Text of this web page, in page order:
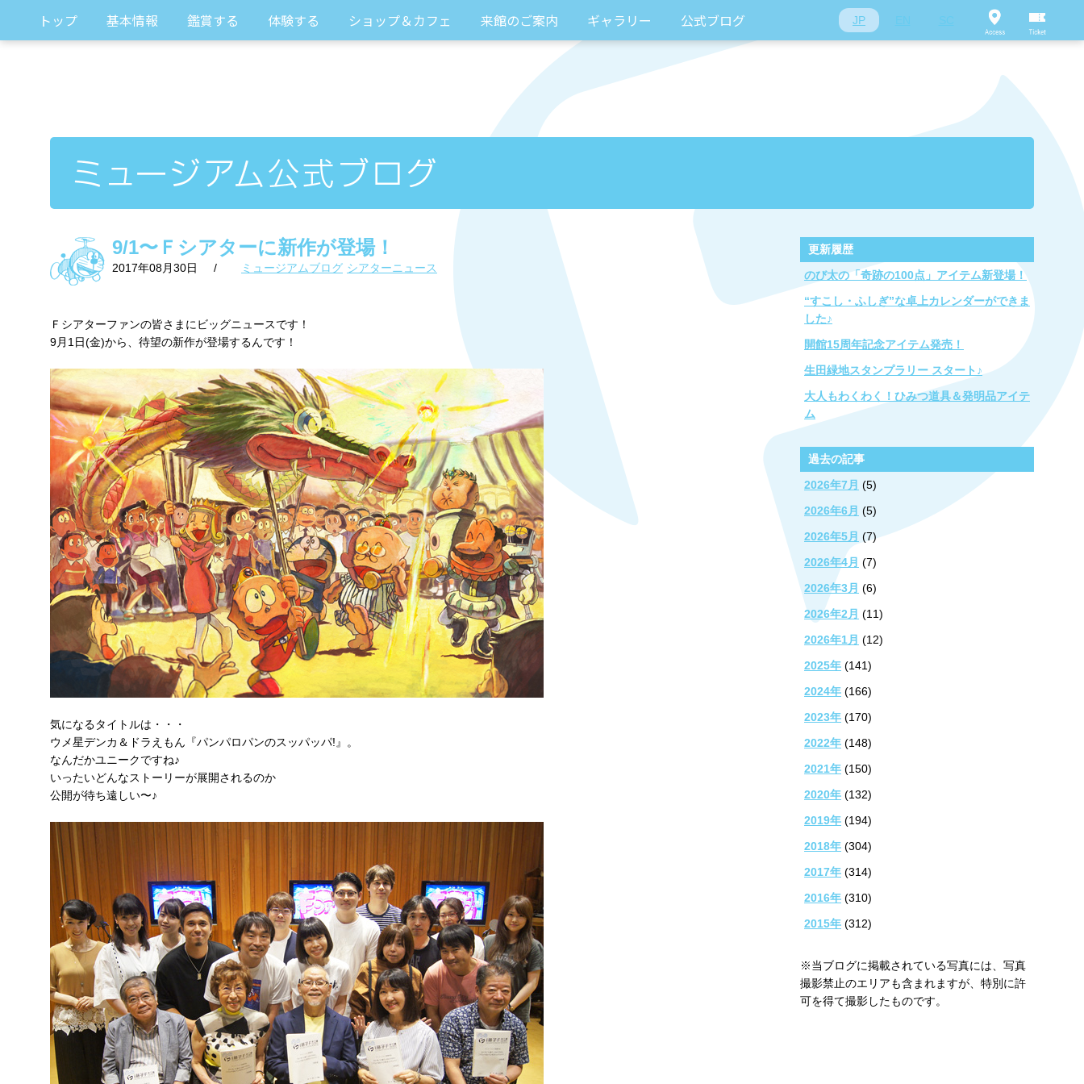
トップ 基本情報 鑑賞する 体験する ショップ＆カフェ 来館のご案内 ギャラリー 公式ブログ JP
9/1〜Ｆシアターに新作が登場！
2017年08月30日 / ミュージアムブログ シアターニュース
Ｆシアターファンの皆さまにビッグニュースです！
9月1日(金)から、待望の新作が登場するんです！
気になるタイトルは・・・
ウメ星デンカ＆ドラえもん『パンパロパンのスッパッパ!』。
なんだかユニークですね♪
いったいどんなストーリーが展開されるのか
公開が待ち遠しい〜♪
更新履歴
のび太の「奇跡の100点」アイテム新登場！
“すこし・ふしぎ”な卓上カレンダーができま
した♪
開館15周年記念アイテム発売！
生田緑地スタンプラリー スタート♪
大人もわくわく！ひみつ道具＆発明品アイテ
ム
過去の記事
2026年7月 (5)
2026年6月 (5)
2026年5月 (7)
2026年4月 (7)
2026年3月 (6)
2026年2月 (11)
2026年1月 (12)
2025年 (141)
2024年 (166)
2023年 (170)
2022年 (148)
2021年 (150)
2020年 (132)
2019年 (194)
2018年 (304)
2017年 (314)
2016年 (310)
2015年 (312)
※当ブログに掲載されている写真には、写真
撮影禁止のエリアも含まれますが、特別に許
可を得て撮影したものです。